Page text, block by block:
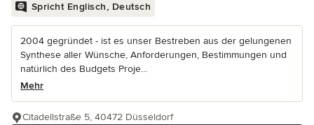
Spricht Englisch, Deutsch
2004 gegründet - ist es unser Bestreben aus der gelungenen
Synthese aller Wünsche, Anforderungen, Bestimmungen und
natürlich des Budgets Proje...
Mehr
Citadellstraße 5, 40472 Düsseldorf